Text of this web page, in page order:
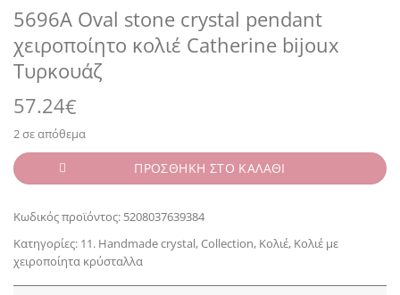
5696A Oval stone crystal pendant
χειροποίητο κολιέ Catherine bijoux
Τυρκουάζ
57.24€
2 σε απόθεμα
ΠΡΟΣΘΗΚΗ ΣΤΟ ΚΑΛΑΘΙ
Κωδικός προϊόντος: 5208037639384
Κατηγορίες: 11. Handmade crystal,Collection, Κολιέ, Κολιέ με
χειροποίητα κρύσταλλα